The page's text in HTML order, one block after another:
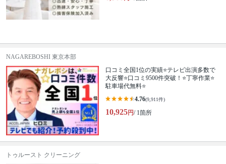
NAGAREBOSHI 東京本部
口コミ全国1位の実績⭐テレビ出演多数で
大反響⭐口コミ9500件突破！⭐丁寧作業⭐
駐車場代無料⭐
4.76(9,911件)
10,925円/ 1箇所
トゥルースト クリーニング